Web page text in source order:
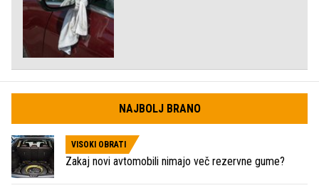
NAJBOLJ BRANO
VISOKI OBRATI
Zakaj novi avtomobili nimajo več rezervne gume?